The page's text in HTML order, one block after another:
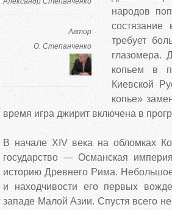
Автор
О. Степанченко
народов
требует
глазомера.
копьем в
Киевской
копье»
время игра джирит включена в
В начале XIV века на обломках
государство — Османская
историю Древнего Рима.
и находчивости его первых
западе Малой Азии. Спустя всего